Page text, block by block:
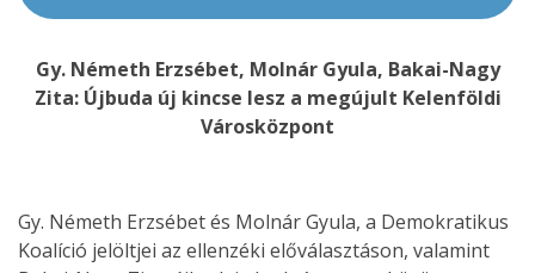
Gy. Németh Erzsébet, Molnár Gyula, Bakai-Nagy
Zita: Újbuda új kincse lesz a megújult Kelenföldi
Városközpont
Gy. Németh Erzsébet és Molnár Gyula, a Demokratikus
Koalíció jelöltjei az ellenzéki előválasztáson, valamint